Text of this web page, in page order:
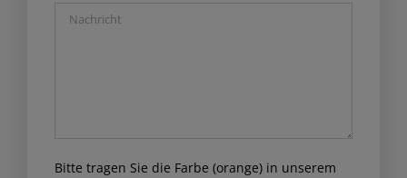
Bitte tragen Sie die Farbe (orange) in unserem